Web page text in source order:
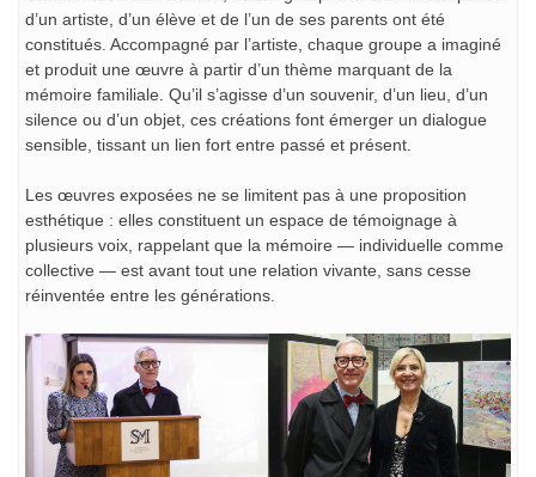
d’un artiste, d’un élève et de l’un de ses parents ont été
constitués. Accompagné par l’artiste, chaque groupe a imaginé
et produit une œuvre à partir d’un thème marquant de la
mémoire familiale. Qu’il s’agisse d’un souvenir, d’un lieu, d’un
silence ou d’un objet, ces créations font émerger un dialogue
sensible, tissant un lien fort entre passé et présent.
Les œuvres exposées ne se limitent pas à une proposition
esthétique : elles constituent un espace de témoignage à
plusieurs voix, rappelant que la mémoire — individuelle comme
collective — est avant tout une relation vivante, sans cesse
réinventée entre les générations.